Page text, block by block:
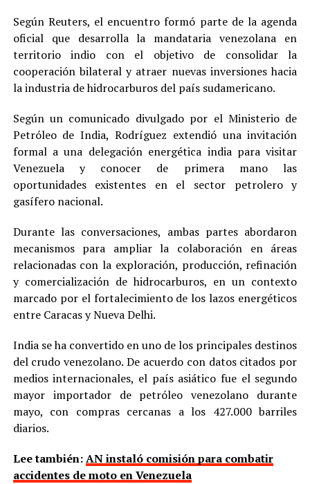
Según Reuters, el encuentro formó parte de la agenda
oficial que desarrolla la mandataria venezolana en
territorio indio con el objetivo de consolidar la
cooperación bilateral y atraer nuevas inversiones hacia
la industria de hidrocarburos del país sudamericano.
Según un comunicado divulgado por el Ministerio de
Petróleo de India, Rodríguez extendió una invitación
formal a una delegación energética india para visitar
Venezuela y conocer de primera mano las
oportunidades existentes en el sector petrolero y
gasífero nacional.
Durante las conversaciones, ambas partes abordaron
mecanismos para ampliar la colaboración en áreas
relacionadas con la exploración, producción, refinación
y comercialización de hidrocarburos, en un contexto
marcado por el fortalecimiento de los lazos energéticos
entre Caracas y Nueva Delhi.
India se ha convertido en uno de los principales destinos
del crudo venezolano. De acuerdo con datos citados por
medios internacionales, el país asiático fue el segundo
mayor importador de petróleo venezolano durante
mayo, con compras cercanas a los 427.000 barriles
diarios.
Lee también:AN instaló comisión para combatir
accidentes de moto en Venezuela